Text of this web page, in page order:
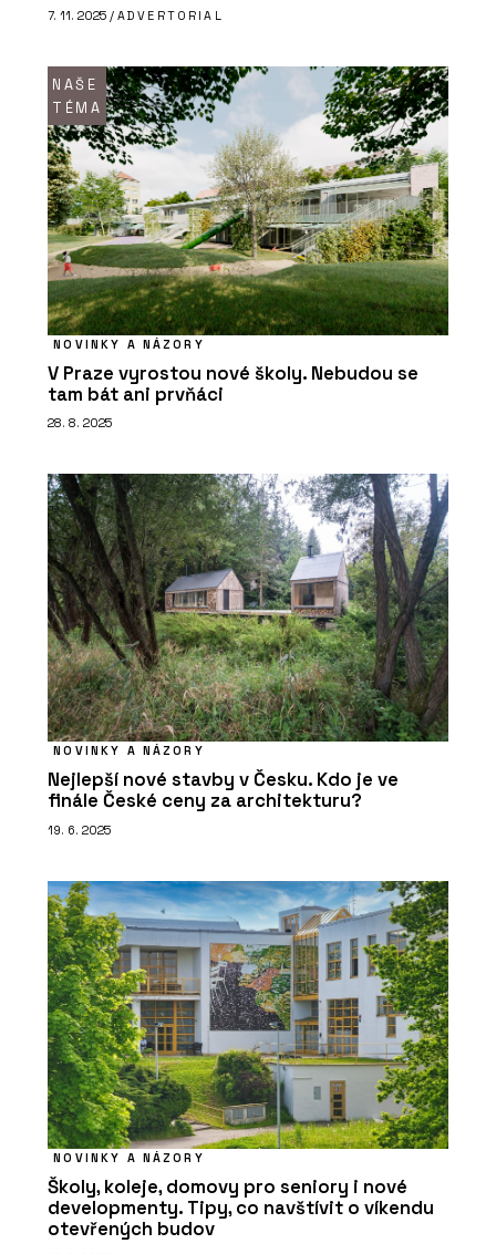
7. 11. 2025 / ADVERTORIAL
NAŠE
TÉMA
NOVINKY A NÁZORY
V Praze vyrostou nové školy. Nebudou se
tam bát ani prvňáci
28. 8. 2025
NOVINKY A NÁZORY
Nejlepší nové stavby v Česku. Kdo je ve
finále České ceny za architekturu?
19. 6. 2025
NOVINKY A NÁZORY
Školy, koleje, domovy pro seniory i nové
developmenty. Tipy, co navštívit o víkendu
otevřených budov